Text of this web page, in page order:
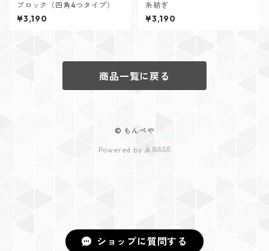
ショップに質問する
ブロック（四角4つタイプ）
¥3,190
糸紡ぎ
¥3,190
商品一覧に戻る
© もんぺや
Powered by